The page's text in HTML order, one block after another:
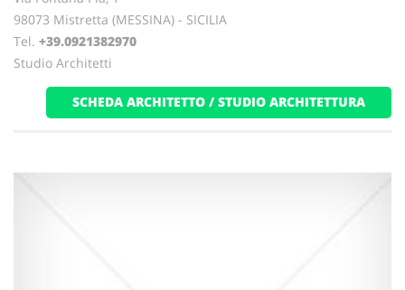
98073 Mistretta (MESSINA) - SICILIA
Tel. +39.0921382970
Studio Architetti
SCHEDA ARCHITETTO / STUDIO ARCHITETTURA